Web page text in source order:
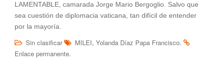
LAMENTABLE, camarada Jorge Mario Bergoglio. Salvo que
sea cuestión de diplomacia vaticana, tan difícil de entender
por la mayoría.
Sin clasificar MILEI, Yolanda Díaz Papa Francisco.
Enlace permanente.